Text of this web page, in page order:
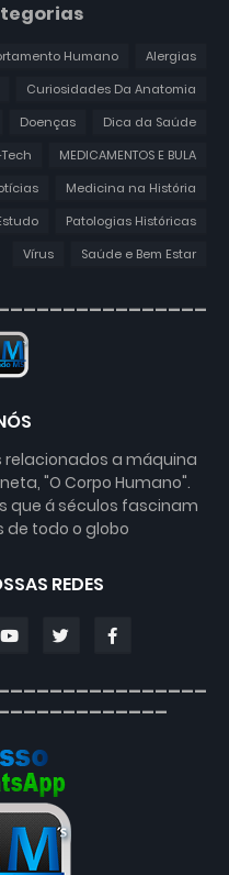
Alergias
Humano
Curiosidades Da Anatomia
Dica da Saúde
Doenças
MEDICAMENTOS E BULA
Medicina na História
Patologias Históricas
Saúde e Bem Estar
Vírus
relacionados a máquina
"O Corpo Humano".
que á séculos fascinam
todo o globo.
REDES